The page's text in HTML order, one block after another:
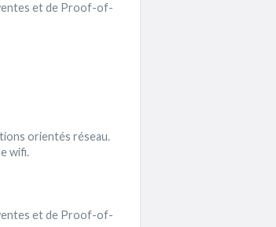
et de Proof-of-
orientés réseau.
wifi.
et de Proof-of-